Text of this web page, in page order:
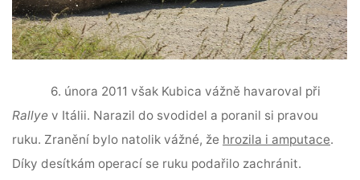
6. února 2011 však Kubica vážně havaroval při
Rallye v Itálii. Narazil do svodidel a poranil si pravou
ruku. Zranění bylo natolik vážné, že hrozila i amputace.
Díky desítkám operací se ruku podařilo zachránit.